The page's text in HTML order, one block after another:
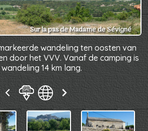
Sur la pas de Madame de Sévigné
wandeling ten oosten van
door het VVV. Vanaf de camping is
14 km lang.